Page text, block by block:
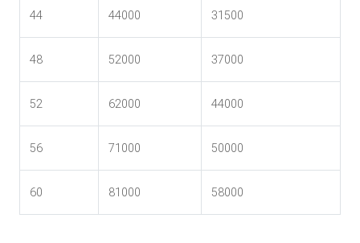
44 44000 31500
48 52000 37000
52 62000 44000
56 71000 50000
60 81000 58000